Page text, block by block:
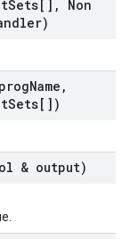
Sets[] ,
Non
Name ,
Sets[])
& output)